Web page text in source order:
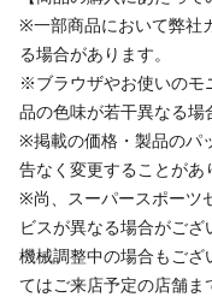
※一部商品において弊社
る場合があります。
※ブラウザやお使いのモ
品の色味が若干異なる場
※掲載の価格・製品のパ
告なく変更することがあ
※尚、スーパースポーツ
ビスが異なる場合がござ
機械調整中の場合もご
てはご来店予定の店舗